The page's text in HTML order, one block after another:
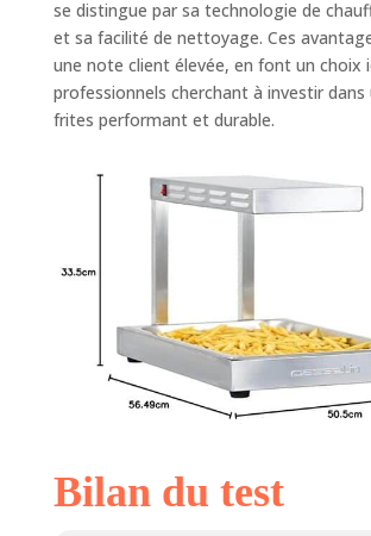
se distingue par sa technologie de
et sa facilité de nettoyage. Ces
une note client élevée, en font un choix
professionnels cherchant à investir dans
frites performant et durable.
Bilan du test